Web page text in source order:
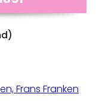
Frans Franken